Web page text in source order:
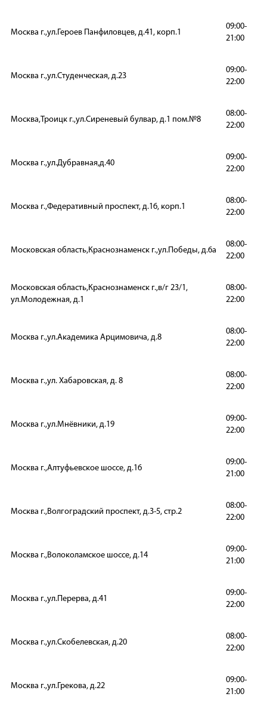
Москва г.,ул.Героев Панфиловцев, д.41, корп.1
09:00-
21:00
Москва г.,ул.Студенческая, д.23
09:00-
22:00
Москва,Троицк г.,ул.Сиреневый булвар, д.1 пом.№8
08:00-
22:00
Москва г.,ул.Дубравная,д.40
09:00-
22:00
Москва г.,Федеративный проспект, д.16, корп.1
08:00-
22:00
Московская область,Краснознаменск г.,ул.Победы, д.6а
08:00-
22:00
Московская область,Краснознаменск г.,в/г 23/1,
ул.Молодежная, д.1
08:00-
22:00
Москва г.,ул.Академика Арцимовича, д.8
08:00-
22:00
Москва г.,ул. Хабаровская, д. 8
08:00-
22:00
Москва г.,ул.Мнёвники, д.19
09:00-
22:00
Москва г.,Алтуфьевское шоссе, д.16
09:00-
21:00
Москва г.,Волгоградский проспект, д.3-5, стр.2
08:00-
22:00
Москва г.,Волоколамское шоссе, д.14
09:00-
21:00
Москва г.,ул.Перерва, д.41
09:00-
22:00
Москва г.,ул.Скобелевская, д.20
08:00-
22:00
Москва г.,ул.Грекова, д.22
09:00-
21:00